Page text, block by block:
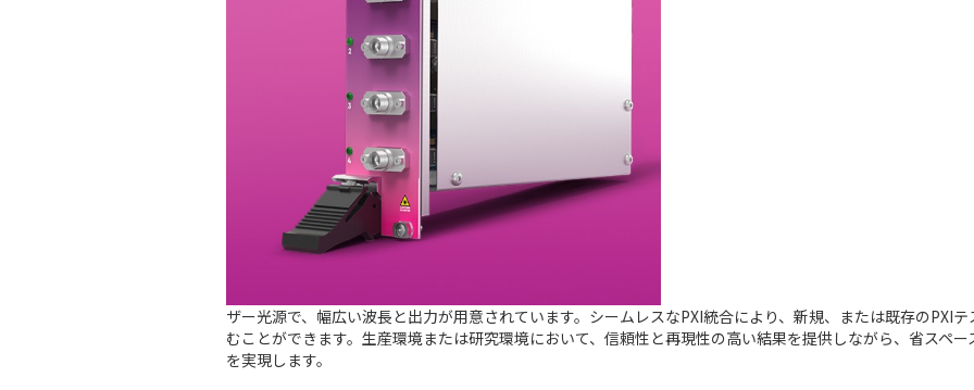
ザー光源で、幅広い波長と出力が用意されています。シームレスなPXI統合により、新規、または既存のPXI
むことができます。生産環境または研究環境において、信頼性と再現性の高い結果を提供しながら、省スペ
を実現します。